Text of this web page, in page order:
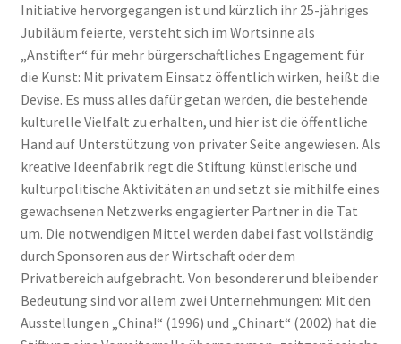
Initiative hervorgegangen ist und kürzlich ihr 25-jähriges
Jubiläum feierte, versteht sich im Wortsinne als
„Anstifter“ für mehr bürgerschaftliches Engagement für
die Kunst: Mit privatem Einsatz öffentlich wirken, heißt die
Devise. Es muss alles dafür getan werden, die bestehende
kulturelle Vielfalt zu erhalten, und hier ist die öffentliche
Hand auf Unterstützung von privater Seite angewiesen. Als
kreative Ideenfabrik regt die Stiftung künstlerische und
kulturpolitische Aktivitäten an und setzt sie mithilfe eines
gewachsenen Netzwerks engagierter Partner in die Tat
um. Die notwendigen Mittel werden dabei fast vollständig
durch Sponsoren aus der Wirtschaft oder dem
Privatbereich aufgebracht. Von besonderer und bleibender
Bedeutung sind vor allem zwei Unternehmungen: Mit den
Ausstellungen „China!“ (1996) und „Chinart“ (2002) hat die